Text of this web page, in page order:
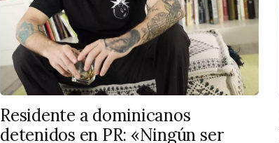
Residente a dominicanos
detenidos en PR: «Ningún ser